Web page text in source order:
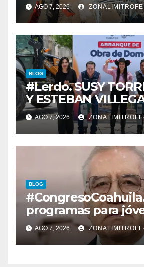
SOBRE BULEVAR
REVOLUCIÓN
AGO 7, 2026
BLOG
#Lerdo. SUSY
Y ESTEBAN
ENTREGAN
PROPIEDAD A
LERDENSES Y DAN
ARRANQUE A LA
CONSTRUCCIÓN DE
EN CARLOS REAL*
AGO 7, 2026
BLOG
programas para
áreas
Raúl Onofre
AGO 7, 2026